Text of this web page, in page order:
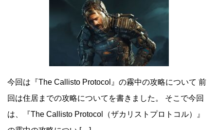
今回は『The Callisto Protocol』の霧中の攻略について 前
回は住居までの攻略についてを書きました。 そこで今回
は、『The Callisto Protocol（ザカリストプロトコル）』